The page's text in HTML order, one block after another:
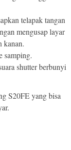
telapak tangan
mengusap layar
kanan.
samping.
shutter berbunyi
S20FE yang bisa